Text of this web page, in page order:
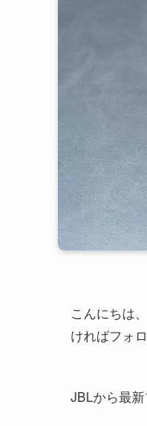
こんにちは
ければフォ
JBLから最